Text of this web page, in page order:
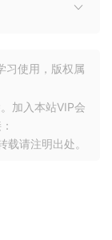
习使用，版权属
加入本站VIP会
载请注明出处。